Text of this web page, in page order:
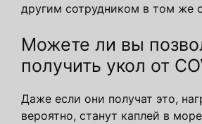
другим сотрудником в том же
Можете ли вы
получить укол от
Даже если они получат это,
вероятно, станут каплей в